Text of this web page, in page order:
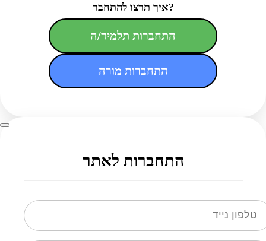
איך תרצו להתחבר?
התחברות תלמיד/ה
התחברות מורה
התחברות לאתר